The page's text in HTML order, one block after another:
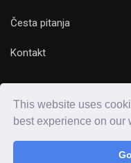
This website uses
best experience on our
Česta pitanja
Kontakt